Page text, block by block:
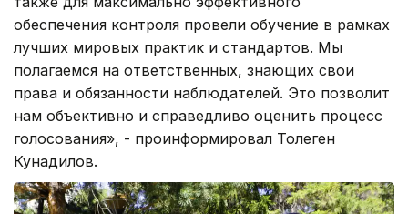
обеспечения контроля провели обучение в рамках
лучших мировых практик и стандартов. Мы
полагаемся на ответственных, знающих свои
права и обязанности наблюдателей. Это позволит
нам объективно и справедливо оценить процесс
голосования», - проинформировал Толеген
Кунадилов.